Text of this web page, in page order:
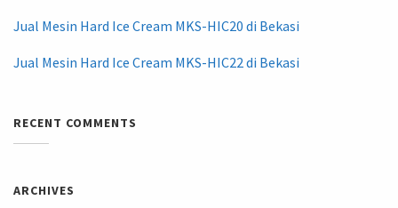
Jual Mesin Hard Ice Cream MKS-HIC20 di Bekasi
Jual Mesin Hard Ice Cream MKS-HIC22 di Bekasi
RECENT COMMENTS
ARCHIVES